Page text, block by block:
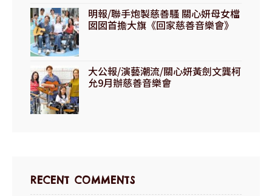
明報/聯手炮製慈善騷 關心妍母女檔
囡囡首擔大旗《回家慈善音樂會》
大公報/演藝潮流/關心妍黃劍文龔柯
允9月辦慈善音樂會
RECENT COMMENTS